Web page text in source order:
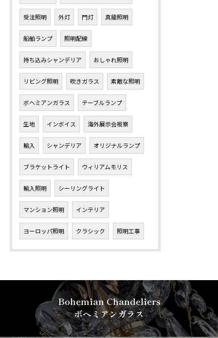
受注照明 外灯 門灯 真鍮照明
船舶ランプ 照明配線
持ち込みシャンデリア おしゃれ照明
リビング照明 吹きガラス 素敵な照明
ボヘミアンガラス テーブルランプ
生地 インボイス 海外展示会視察
輸入 シャンデリア オリジナルランプ
ブラケットライト ウィリアムモリス
輸入照明 シーリングライト
マンション照明 インテリア
ヨーロッパ照明 クラシック 照明工事
Bohemian Chandeliers
ボヘミアンガラス